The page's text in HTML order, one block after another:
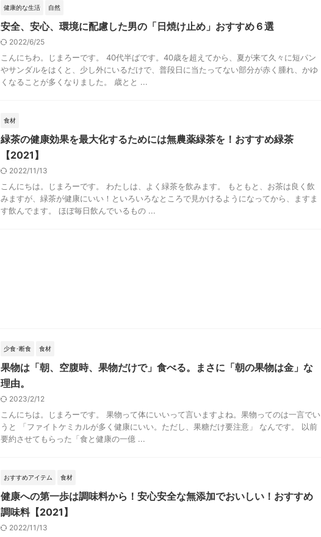
健康的な生活 自然
安全、安心、環境に配慮した男の「日焼け止め」おすすめ６選
2022/6/25
こんにちわ。じまろーです。 40代半ばです。40歳を超えてから、夏が来て久々に短パン
やサンダルをはくと、少し外にいるだけで、普段日に当たってない部分が赤く腫れ、かゆ
くなることが多くなりました。 歳とと ...
食材
緑茶の健康効果を最大化するためには無農薬緑茶を！おすすめ緑茶
【2021】
2022/11/13
こんにちは。じまろーです。 わたしは、よく緑茶を飲みます。 もともと、お茶は良く飲
みますが、緑茶が健康にいい！といろいろなところで見かけるようになってから、ますま
す飲んでます。 ほぼ毎日飲んでいるもの ...
少食･断食 食材
果物は「朝、空腹時、果物だけで」食べる。まさに「朝の果物は金」な
理由。
2023/2/12
こんにちは。じまろーです。 果物って体にいいって言いますよね。果物ってのは一言でい
うと 「ファイトケミカルが多く健康にいい。ただし、果糖だけ要注意」 なんです。 以前
要約させてもらった「食と健康の一億 ...
おすすめアイテム 食材
健康への第一歩は調味料から！安心安全な無添加でおいしい！おすすめ
調味料【2021】
2022/11/13